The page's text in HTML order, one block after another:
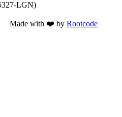
LGN)
Made with ❤️ by Rootcode